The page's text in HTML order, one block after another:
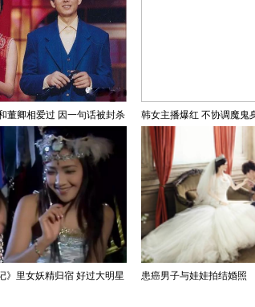
董卿相爱过 因一句话被封杀 韩女主播爆红 不协调魔鬼
》里女妖精归宿 好过大明星 患癌男子与娃娃拍结婚照